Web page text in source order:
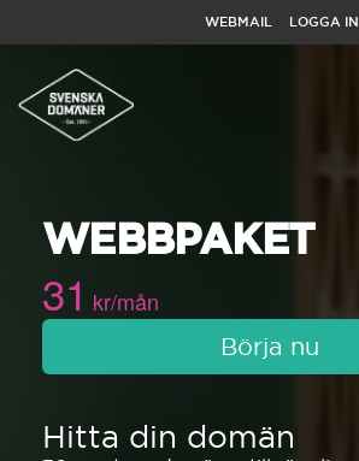
WEBMAIL LOGGA IN
WEBBPAKET
31 kr/mån
Börja nu
Hitta din domän